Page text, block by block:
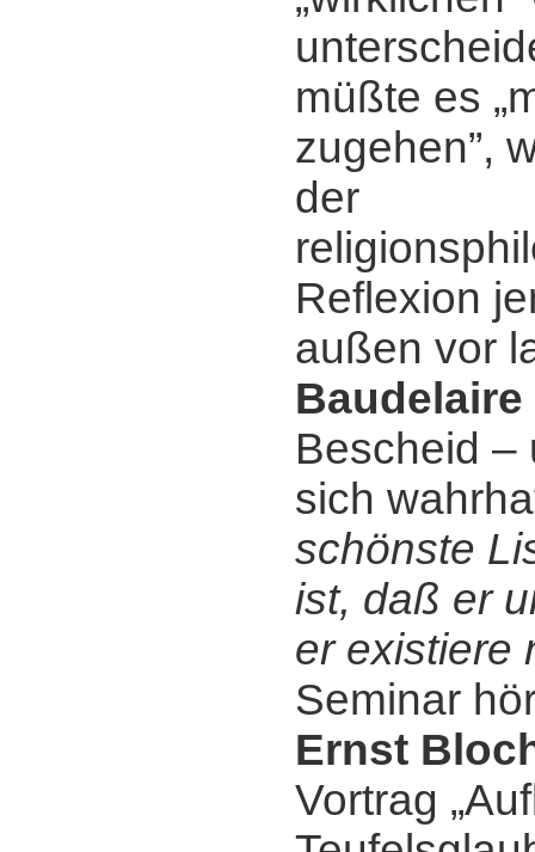
müßte es
zugehen”,
der
Reflexion
außen vor
Baudelaire
Bescheid ‒
sich
schönste
ist, daß er
er existiere
Seminar
Ernst
Vortrag